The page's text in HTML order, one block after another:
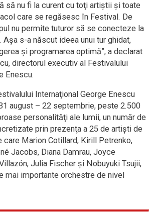
să nu fi la curent cu toţi artiştii şi toate
care se regăsesc în Festival. De
nu permite tuturor să se conecteze la
s-a născut ideea unui tur ghidat,
şi programarea optimă”, a declarat
directorul executiv al Festivalului
Enescu.
Internaţional George Enescu
august – 22 septembrie, peste 2.500
personalităţi ale lumii, un număr de
prin prezenţa a 25 de artişti de
care Marion Cotillard, Kirill Petrenko,
Jacobs, Diana Damrau, Joyce
Julia Fischer şi Nobuyuki Tsujii,
mai importante orchestre de nivel